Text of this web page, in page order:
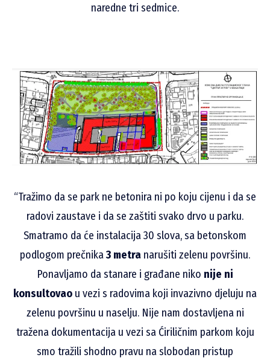
naredne tri sedmice.
“Tražimo da se park ne betonira ni po koju cijenu i da se
radovi zaustave i da se zaštiti svako drvo u parku.
Smatramo da će instalacija 30 slova, sa betonskom
podlogom prečnika3 metra narušiti zelenu površinu.
Ponavljamo da stanare i građane niko nije ni
konsultovao u vezi s radovima koji invazivno djeluju na
zelenu površinu u naselju. Nije nam dostavljena ni
tražena dokumentacija u vezi sa Ćiriličnim parkom koju
smo tražili shodno pravu na slobodan pristup